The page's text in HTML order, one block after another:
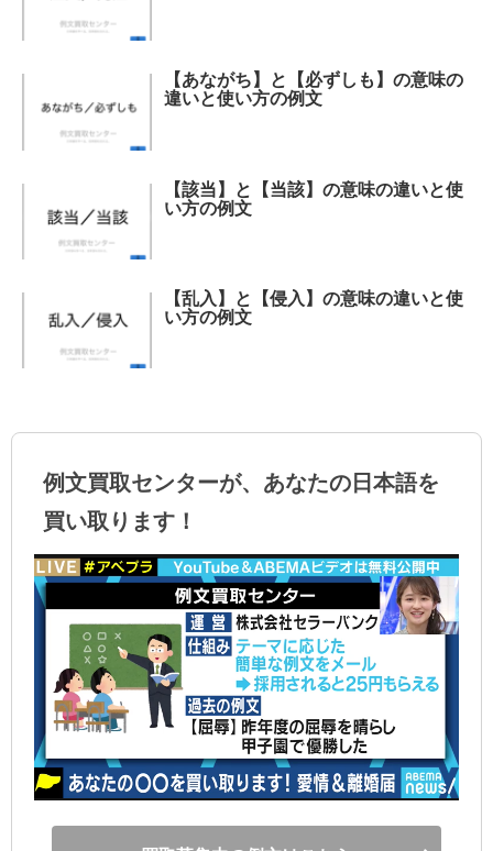
【あながち】と【必ずしも】の意味の
違いと使い方の例文
【該当】と【当該】の意味の違いと使
い方の例文
【乱入】と【侵入】の意味の違いと使
い方の例文
例文買取センターが、あなたの日本語を
買い取ります！